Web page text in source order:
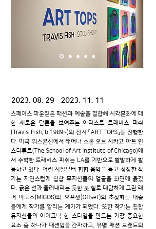
2023. 08. 29 - 2023. 11. 11
스페이스 파운틴은 패션과 예술을 결합해 시각문화에 대
한 새로운 담론을 보여주는 아티스트 트래비스 피쉬
(Travis Fish, b.1989~)의 전시 『ART TOPS』를 진행한
다. 미국 위스콘신에서 태어나 스쿨 오브 시카고 아트 인
스티튜트(The School of Art institute of Chicago)에
서 수학한 트래비스 피쉬는 LA를 기반으로 활발하게 활
동하고 있다. 어린 시절부터 힙합 음악을 듣고 성장한 작
가는 자연스럽게 힙합 뮤지션들의 얼굴을 화면에 옮겼
다. 굵은 선과 흘러내리는 듯한 붓 칠로 대담하게 그린 래
퍼 미고스(MIGOS)와 오프셋(Offset)의 초상화는 대중
들에게 작가를 알리는 계기가 되었다. 또한 작가는 힙합
뮤지션들의 아이코닉 한 스타일을 만드는 가장 중요한
요소 중 하나가 패션임을 간파하고, 유명 패션 브랜드의